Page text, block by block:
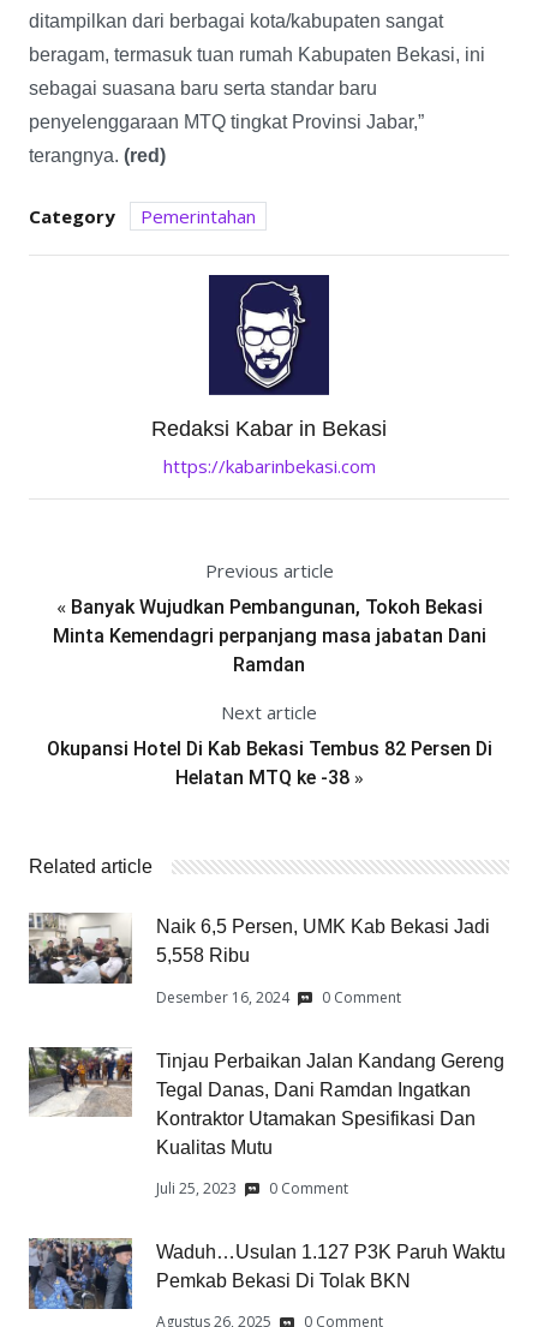
ditampilkan dari berbagai kota/kabupaten sangat
beragam, termasuk tuan rumah Kabupaten Bekasi, ini
sebagai suasana baru serta standar baru
penyelenggaraan MTQ tingkat Provinsi Jabar,”
terangnya. (red)
Category Pemerintahan
Redaksi Kabar in Bekasi
https://kabarinbekasi.com
Previous article
« Banyak Wujudkan Pembangunan, Tokoh Bekasi
Minta Kemendagri perpanjang masa jabatan Dani
Ramdan
Next article
Okupansi Hotel Di Kab Bekasi Tembus 82 Persen Di
Helatan MTQ ke -38»
Related article
Naik 6,5 Persen, UMK Kab Bekasi Jadi
5,558 Ribu
Desember 16, 2024 0 Comment
Tinjau Perbaikan Jalan Kandang Gereng
Tegal Danas, Dani Ramdan Ingatkan
Kontraktor Utamakan Spesifikasi Dan
Kualitas Mutu
Juli 25, 2023 0 Comment
Waduh…Usulan 1.127 P3K Paruh Waktu
Pemkab Bekasi Di Tolak BKN
Agustus 26, 2025 0 Comment